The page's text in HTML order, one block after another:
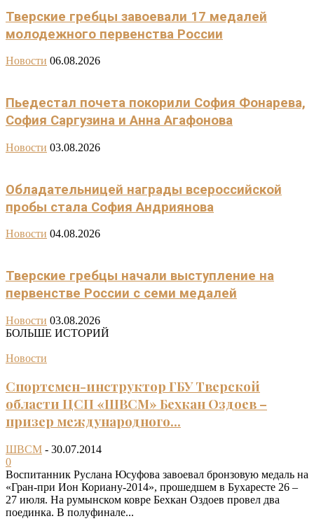
Тверские гребцы завоевали 17 медалей
молодежного первенства России
Новости 06.08.2026
Пьедестал почета покорили София Фонарева,
София Саргузина и Анна Агафонова
Новости 03.08.2026
Обладательницей награды всероссийской
пробы стала София Андриянова
Новости 04.08.2026
Тверские гребцы начали выступление на
первенстве России с семи медалей
Новости 03.08.2026
БОЛЬШЕ ИСТОРИЙ
Новости
Спортсмен-инструктор ГБУ Тверской
области ЦСП «ШВСМ» Бехкан Оздоев –
призер международного...
ШВСМ - 30.07.2014
0
Воспитанник Руслана Юсуфова завоевал бронзовую медаль на
«Гран-при Ион Кориану-2014», прошедшем в Бухаресте 26 –
27 июля. На румынском ковре Бехкан Оздоев провел два
поединка. В полуфинале...